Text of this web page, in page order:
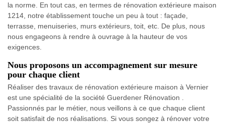
la norme. En tout cas, en termes de rénovation extérieure maison
1214, notre établissement touche un peu à tout : façade,
terrasse, menuiseries, murs extérieurs, toit, etc. De plus, nous
nous engageons à rendre à ouvrage à la hauteur de vos
exigences.
Nous proposons un accompagnement sur mesure
pour chaque client
Réaliser des travaux de rénovation extérieure maison à Vernier
est une spécialité de la société Guerdener Rénovation .
Passionnés par le métier, nous veillons à ce que chaque client
soit satisfait de nos réalisations. Si vous songez à rénover votre